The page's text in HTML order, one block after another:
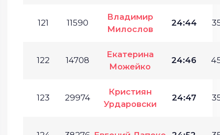
121 11590
Владимир
Милослов
24:44
122 14708
Екатерина
Можейко
24:46
123 29974
Кристиян
Урдаровски
24:47